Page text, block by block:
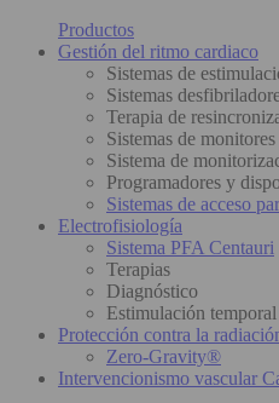
Productos
Gestión del ritmo cardiaco
Sistemas de
Sistemas
Terapia de
Sistemas de
Sistema de
Programadores y
Sistemas de acceso
Electrofisiología
Sistema PFA Centauri
Terapias
Diagnóstico
Estimulación temporal
Protección contra la
Zero-Gravity®
Intervencionismo vascular